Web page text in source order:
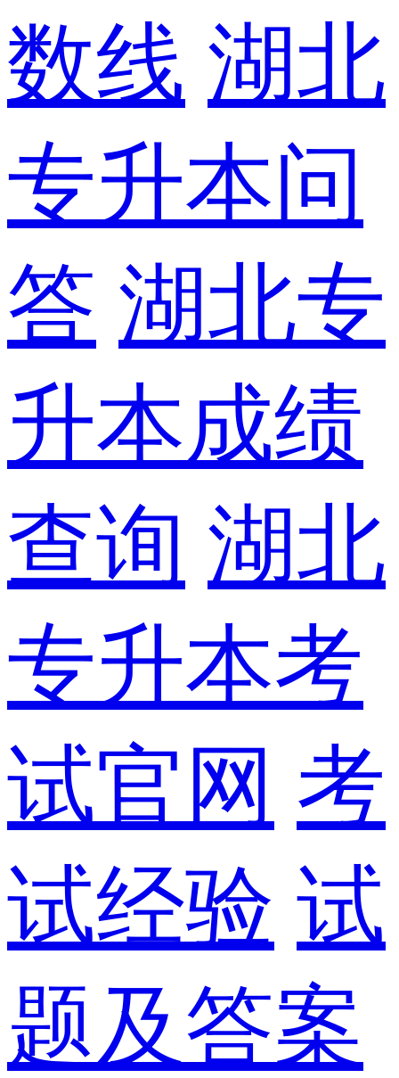
数线 湖北
专升本问
答 湖北专
升本成绩
查询 湖北
专升本考
试官网 考
试经验 试
题及答案